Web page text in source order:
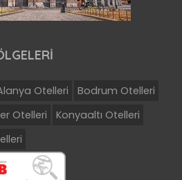
Otelleri
Bodrum Otelleri
Otelleri
Konyaaltı Otelleri